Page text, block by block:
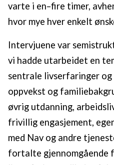
varte i en–fire timer,
hvor mye hver enkelt
Intervjuene var
vi hadde utarbeidet en
sentrale livserfaringer
oppvekst og
øvrig utdanning,
frivillig engasjement,
med Nav og andre
fortalte gjennomgående